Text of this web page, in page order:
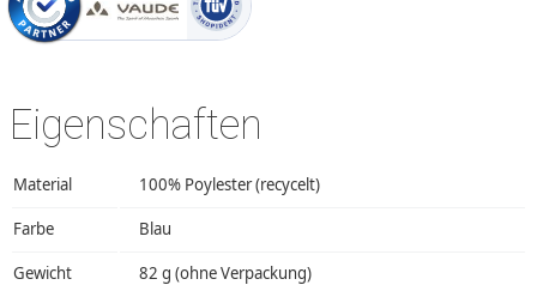
Eigenschaften
Material 100% Poylester (recycelt)
Farbe Blau
Gewicht 82 g (ohne Verpackung)